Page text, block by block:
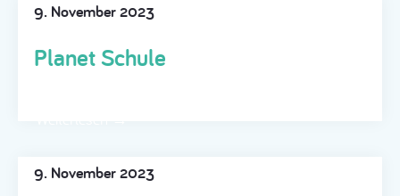
9. November 2023
Planet Schule
9. November 2023